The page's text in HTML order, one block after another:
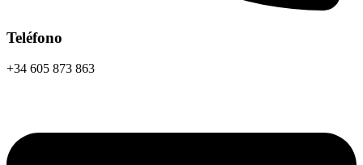
Teléfono
+34 605 873 863